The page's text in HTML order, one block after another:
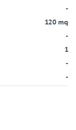
-
120 mq
-
1
-
-